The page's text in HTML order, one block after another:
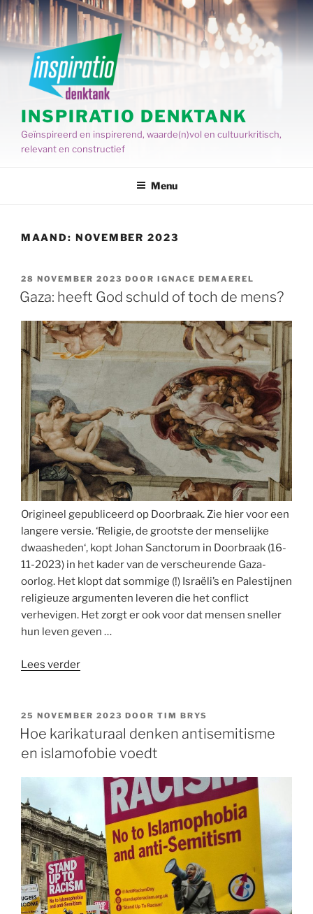
Spring
naar
de
inhoud
INSPIRATIO DENKTANK
Geïnspireerd en inspirerend, waarde(n)vol en cultuurkritisch,
relevant en constructief
Menu
MAAND: NOVEMBER 2023
GEPLAATST
OP
28 NOVEMBER 2023 DOOR IGNACE DEMAEREL
Gaza: heeft God schuld of toch de mens?
Origineel gepubliceerd op Doorbraak. Zie hier voor een
langere versie. ‘Religie, de grootste der menselijke
dwaasheden‘, kopt Johan Sanctorum in Doorbraak (16-
11-2023) in het kader van de verscheurende Gaza-
oorlog. Het klopt dat sommige (!) Israëli’s en Palestijnen
religieuze argumenten leveren die het conflict
verhevigen. Het zorgt er ook voor dat mensen sneller
hun leven geven …
Lees verder“Gaza:
schuld
of
toch
mens?”
GEPLAATST
OP
25 NOVEMBER 2023 DOOR TIM BRYS
Hoe karikaturaal denken antisemitisme
en islamofobie voedt